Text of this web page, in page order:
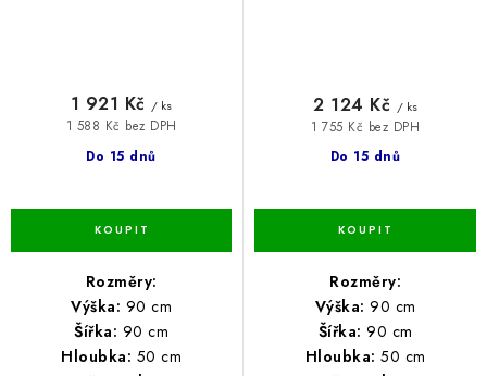
Do 15 dnů
1 588 Kč bez DPH
1 921 Kč / ks
Rozměry:
Výška: 90 cm
Šířka: 90 cm
Hloubka: 50 cm
Do 15 dnů
1 755 Kč bez DPH
2 124 Kč / ks
Rozměry:
Výška: 90 cm
Šířka: 90 cm
Hloubka: 50 cm